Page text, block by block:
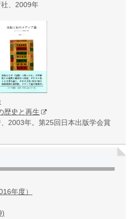
、2009年
歴史と再生
2003年。第25回日本出版学会賞
年度）